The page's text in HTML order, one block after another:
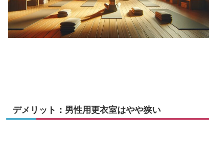
デメリット：男性用更衣室はやや狭い